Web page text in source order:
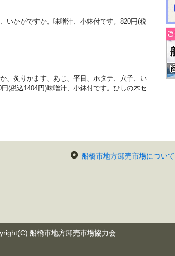
いかがですか。味噌汁、小鉢付です。820円(税
、炙りかます、あじ、平目、ホタテ、穴子、い
(税込1404円)味噌汁、小鉢付です。ひしの木セ
船橋市地方卸売市場について
船橋市地方卸売市場協力会